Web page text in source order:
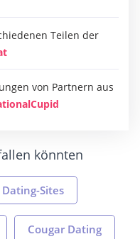
Teilen der
von Partnern aus
könnten
Sites
Cougar Dating